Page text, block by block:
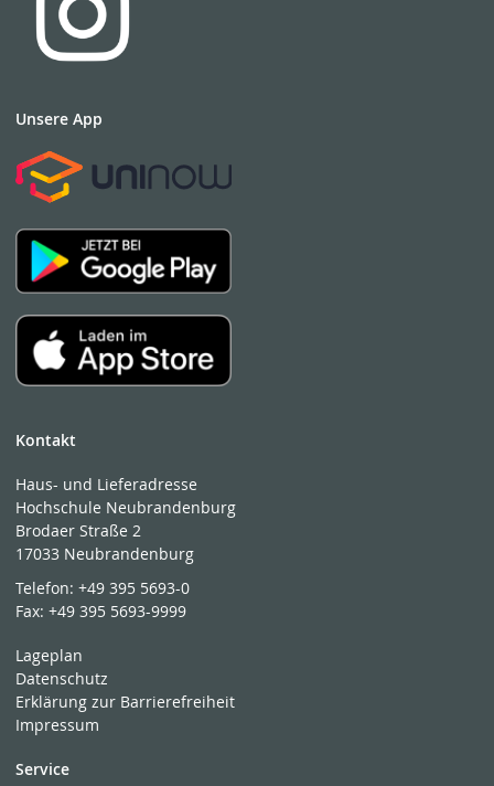
Unsere App
Kontakt
Haus- und Lieferadresse
Hochschule Neubrandenburg
Brodaer Straße 2
17033 Neubrandenburg
Telefon:+49 395 5693-0
Fax:+49 395 5693-9999
Lageplan
Datenschutz
Erklärung zur Barrierefreiheit
Impressum
Service